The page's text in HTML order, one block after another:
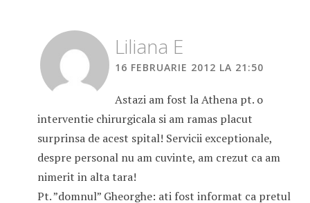
Liliana E
16 FEBRUARIE 2012 LA 21:50
Astazi am fost la Athena pt. o
interventie chirurgicala si am ramas placut
surprinsa de acest spital! Servicii exceptionale,
despre personal nu am cuvinte, am crezut ca am
nimerit in alta tara!
Pt. ”domnul” Gheorghe: ati fost informat ca pretul